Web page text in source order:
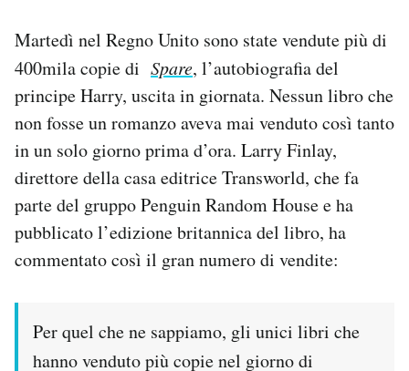
CALENDARIO
AREA PERSONALE
Area Personale
Newsletter
Notifiche mobile
Regala il Post
Hai bisogno di aiuto?
Martedì nel Regno Unito sono state vendute più di
400mila copie di Spare, l’autobiografia del
principe Harry, uscita in giornata. Nessun libro che
non fosse un romanzo aveva mai venduto così tanto
in un solo giorno prima d’ora. Larry Finlay,
direttore della casa editrice Transworld, che fa
parte del gruppo Penguin Random House e ha
pubblicato l’edizione britannica del libro, ha
commentato così il gran numero di vendite:
Per quel che ne sappiamo, gli unici libri che
hanno venduto più copie nel giorno di